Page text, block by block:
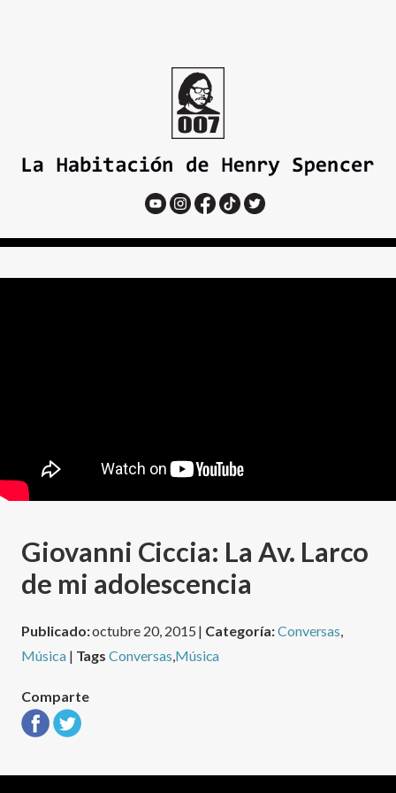
Giovanni Ciccia: La Av. Larco
de mi adolescencia
Publicado:octubre 20, 2015 | Categoría:Conversas
Música| TagsConversas Música
Comparte